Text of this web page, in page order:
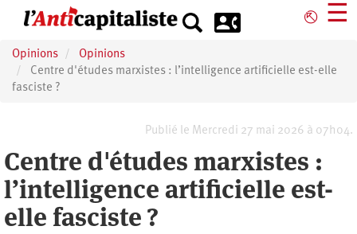
principal
⎋ ☰
Opinions
Opinions
Centre d'études marxistes : l’intelligence artificielle est-elle
fasciste ?
Publié le Mercredi 27 mai 2026 à 07h04.
Centre d'études marxistes :
l’intelligence artificielle est-
elle fasciste ?